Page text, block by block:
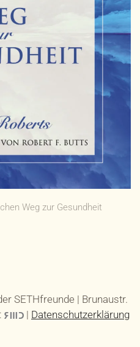
Weg zur Gesundheit
SETHfreunde | Brunaustr.
| Datenschutzerklärung